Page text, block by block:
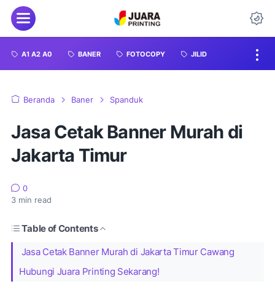
A1 A2 A0 BANER FOTOCOPY JILID
Beranda Baner Spanduk
Jasa Cetak Banner Murah di
Jakarta Timur
0
3 min read
Table of Contents
Jasa Cetak Banner Murah di Jakarta Timur Cawang
Hubungi Juara Printing Sekarang!